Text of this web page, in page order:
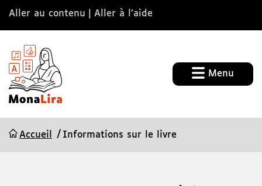
Aller au contenu Aller à l’aide
Menu
Accueil Informations sur le livre